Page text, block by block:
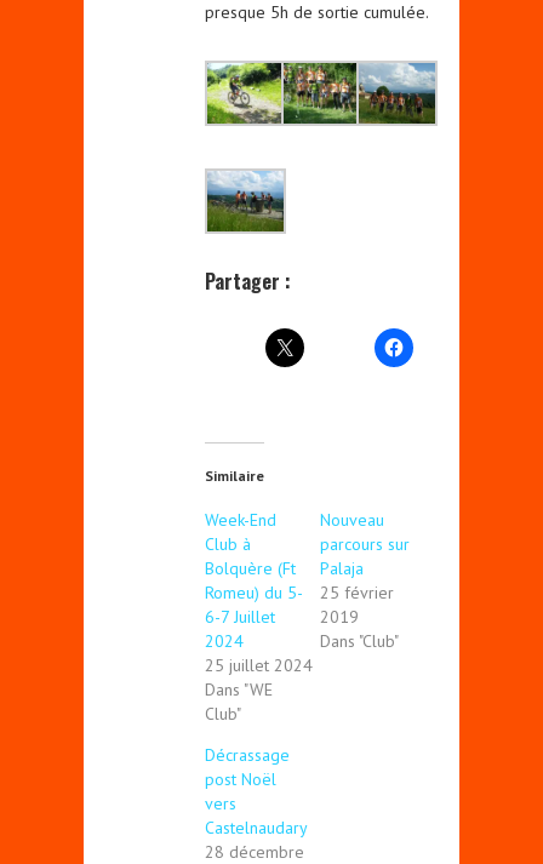
presque 5h de sortie cumulée.
Partager :
Similaire
Week-End
Club à
Bolquère (Ft
Romeu) du 5-
6-7 Juillet
2024
25 juillet 2024
Dans "WE
Club"
Nouveau
parcours sur
Palaja
25 février
2019
Dans "Club"
Décrassage
post Noël
vers
Castelnaudary
28 décembre